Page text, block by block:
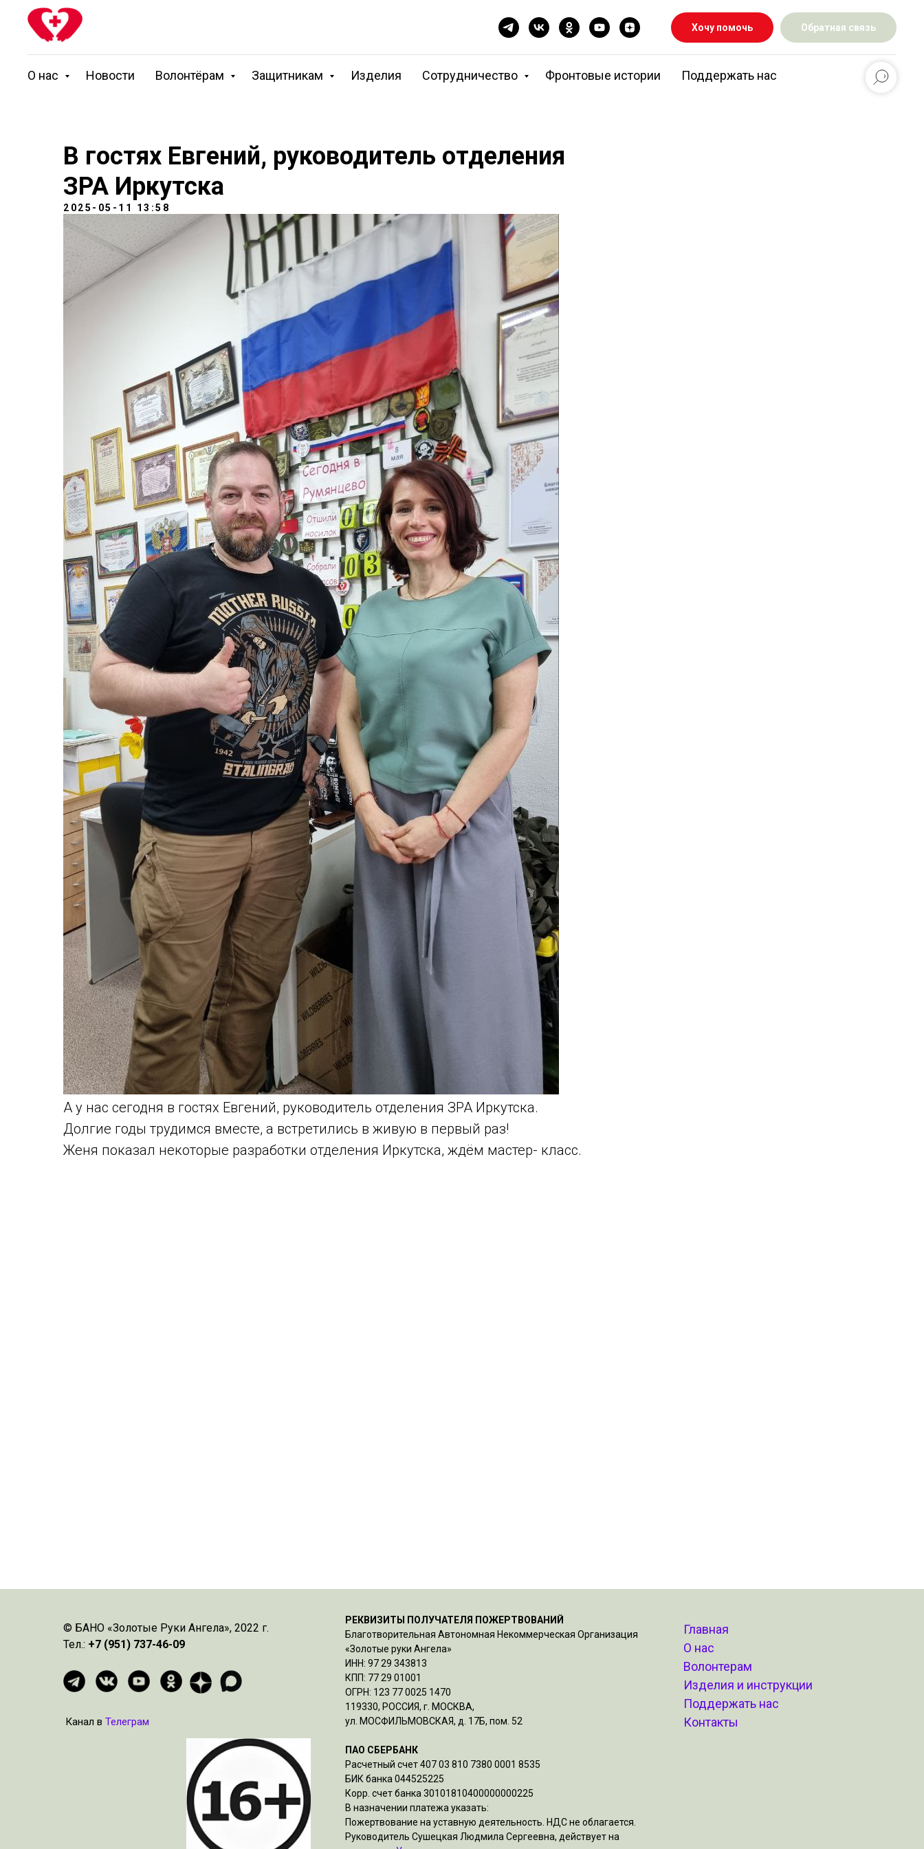
Хочу помочь Обратная связь
О нас Новости Волонтёрам Защитникам Изделия Сотрудничество Фронтовые истории Поддержать нас
В гостях Евгений, руководитель отделения
ЗРА Иркутска
2025-05-11 13:58
А у нас сегодня в гостях Евгений, руководитель отделения ЗРА Иркутска.
Долгие годы трудимся вместе, а встретились в живую в первый раз!
Женя показал некоторые разработки отделения Иркутска, ждём мастер- класс.
© БАНО «Золотые Руки Ангела», 2022 г.
Тел.: +7 (951) 737-46-09
РЕКВИЗИТЫ ПОЛУЧАТЕЛЯ ПОЖЕРТВОВАНИЙ
Благотворительная Автономная Некоммерческая Организация
«Золотые руки Ангела»
ИНН: 97 29 343813
КПП: 77 29 01001
ОГРН: 123 77 0025 1470
119330, РОССИЯ, г. МОСКВА,
ул. МОСФИЛЬМОВСКАЯ, д. 17Б, пом. 52
ПАО СБЕРБАНК
Расчетный счет 407 03 810 7380 0001 8535
БИК банка 044525225
Корр. счет банка 30101810400000000225
В назначении платежа указать:
Пожертвование на уставную деятельность. НДС не облагается.
Руководитель Сушецкая Людмила Сергеевна, действует на
Канал в Телеграм
Главная
О нас
Волонтерам
Изделия и инструкции
Поддержать нас
Контакты